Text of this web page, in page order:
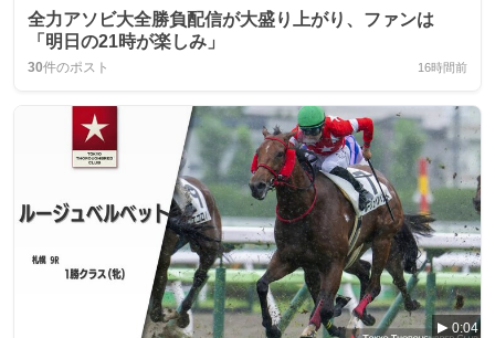
全力アソビ大全勝負配信が大盛り上がり、ファンは
「明日の21時が楽しみ」
30件のポスト 16時間前
0:04